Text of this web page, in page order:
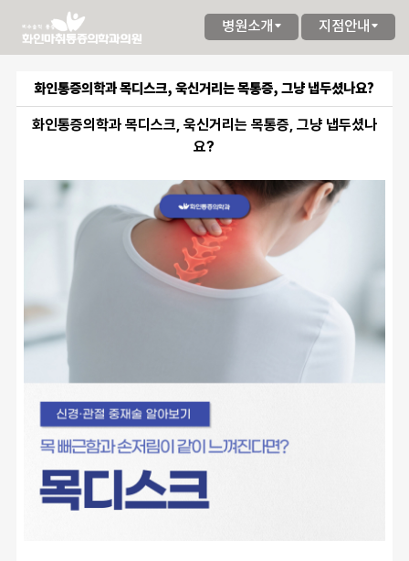
병원소개 지점안내
화인통증의학과 목디스크, 욱신거리는 목통증, 그냥 냅두셨나요?
화인통증의학과 목디스크, 욱신거리는 목통증, 그냥 냅두셨나
요?